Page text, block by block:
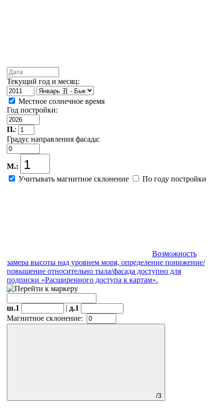
Текущий год и месяц:
Местное сол­неч­ное время
Год постройки:
П.:
Градус направления фасада:
М.:
Учитывать магнитное склонение
По году постройки
Возможность
замера высоты над уровнем моря, определение понижение/
повышение относительно тыла/фасада доступно для
подписки «Расширенного доступа к картам».
ш.1 | д.1
Магнитное склонение:
/3